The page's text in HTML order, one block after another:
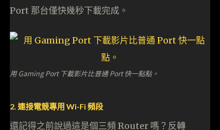
Port 那台僅快幾秒下載完成。
用 Gaming Port 下載影片比普通 Port 快一點點。
2. 連接電競專用 Wi-Fi 頻段
還記得之前說過這是個三頻 Router 嗎？反轉